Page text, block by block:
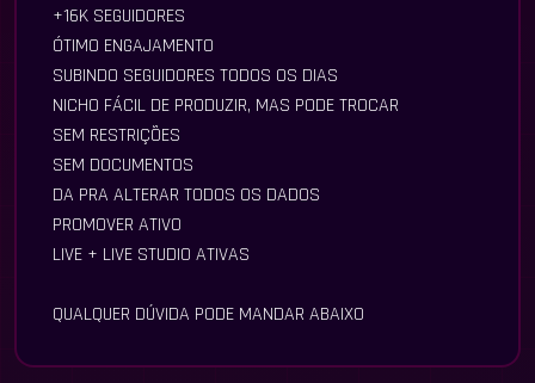
+16K SEGUIDORES
ÓTIMO ENGAJAMENTO
SUBINDO SEGUIDORES TODOS OS DIAS
NICHO FÁCIL DE PRODUZIR, MAS PODE TROCAR
SEM RESTRIÇÕES
SEM DOCUMENTOS
DA PRA ALTERAR TODOS OS DADOS
PROMOVER ATIVO
LIVE + LIVE STUDIO ATIVAS
QUALQUER DÚVIDA PODE MANDAR ABAIXO